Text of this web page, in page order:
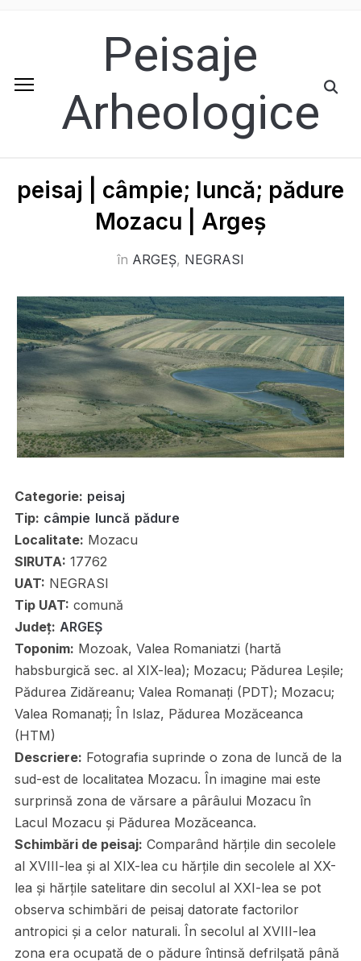
Peisaje
Arheologice
peisaj | câmpie; luncă; pădure
Mozacu | Argeș
în ARGEȘ, NEGRASI
Categorie: peisaj
Tip: câmpie luncă pădure
Localitate: Mozacu
SIRUTA: 17762
UAT: NEGRASI
Tip UAT: comună
Județ: ARGEȘ
Toponim: Mozoak, Valea Romaniatzi (hartă
habsburgică sec. al XIX-lea); Mozacu; Pădurea Leșile;
Pădurea Zidăreanu; Valea Romanați (PDT); Mozacu;
Valea Romanați; În Islaz, Pădurea Mozăceanca
(HTM)
Descriere: Fotografia suprinde o zona de luncă de la
sud-est de localitatea Mozacu. În imagine mai este
surprinsă zona de vărsare a pârâului Mozacu în
Lacul Mozacu și Pădurea Mozăceanca.
Schimbări de peisaj: Comparând hărțile din secolele
al XVIII-lea și al XIX-lea cu hărțile din secolele al XX-
lea și hărțile satelitare din secolul al XXI-lea se pot
observa schimbări de peisaj datorate factorilor
antropici și a celor naturali. În secolul al XVIII-lea
zona era ocupată de o pădure întinsă defrilșată până